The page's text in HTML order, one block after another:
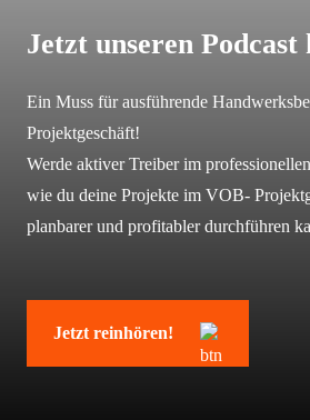
Jetzt unseren Podcast
Ein Muss für ausführende
Projektgeschäft!
Werde aktiver Treiber im
wie du deine Projekte im VOB-
planbarer und profitabler durchführen
Jetzt reinhören!